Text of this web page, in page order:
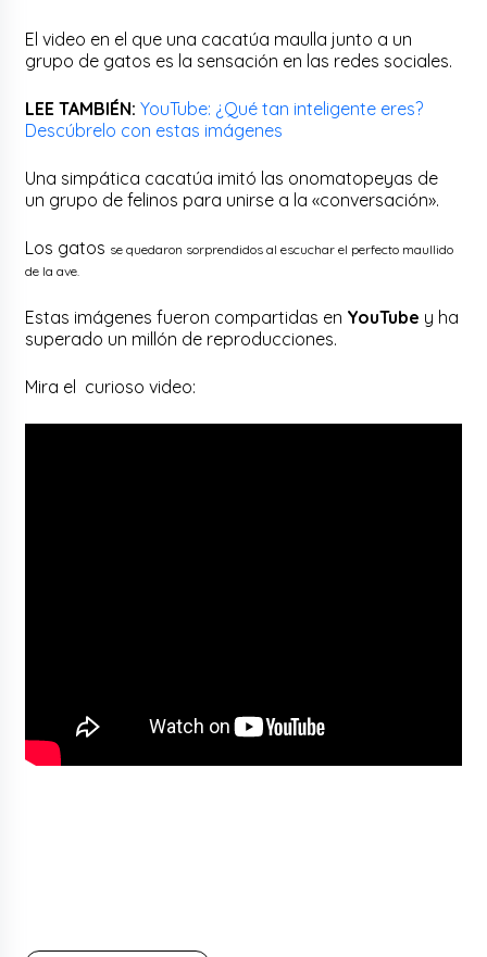
El video en el que una cacatúa maulla junto a un
grupo de gatos es la sensación en las redes sociales.
LEE TAMBIÉN: YouTube: ¿Qué tan inteligente eres?
Descúbrelo con estas imágenes
Una simpática cacatúa imitó las onomatopeyas de
un grupo de felinos para unirse a la «conversación».
Los gatos se quedaron sorprendidosal escuchar el perfecto maullido
de la ave.
Estas imágenes fueron compartidas en YouTube y ha
superado un millón de reproducciones.
Mira el curioso video: